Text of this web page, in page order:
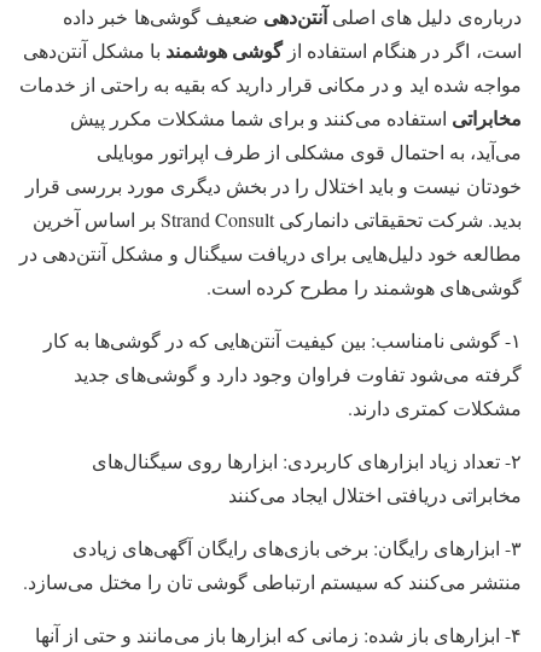
درباره‌ی دلیل های اصلی آنتن‌دهی ضعیف گوشی‌ها خبر داده
است، اگر در هنگام استفاده ازگوشی هوشمند با مشکل آنتن‌دهی
مواجه شده اید و در مکانی قرار دارید که بقیه به راحتی از خدمات
مخابراتی استفاده می‌کنند و برای شما مشکلات مکرر پیش
می‌آید، به احتمال قوی مشکلی از طرف اپراتور موبایلی
خودتان نیست و باید اختلال را در بخش دیگری مورد بررسی قرار
بدید. شرکت تحقیقاتی دانمارکی Strand Consult بر اساس آخرین
مطالعه خود دلیل‌هایی برای دریافت سیگنال و مشکل آنتن‌دهی در
گوشی‌های هوشمند را مطرح کرده است.
۱- گوشی نامناسب: بین کیفیت آنتن‌هایی که در گوشی‌ها به کار
گرفته می‌شود تفاوت فراوان وجود دارد و گوشی‌های جدید
مشکلات کمتری دارند.
۲- تعداد زیاد ابزارهای کاربردی: ابزارها روی سیگنال‌های
مخابراتی دریافتی اختلال ایجاد می‌کنند
۳- ابزارهای رایگان: برخی بازی‌های رایگان آگهی‌های زیادی
منتشر می‌کنند که سیستم ارتباطی گوشی تان را مختل می‌سازد.
۴- ابزارهای باز شده: زمانی‌ که ابزارها باز می‌مانند و حتی از آنها